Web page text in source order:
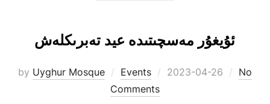
ئۇيغۇر مەسچىتىدە عيد تەبرىكلەش
by Uyghur Mosque Events
Posted
2023-04-26
No
Comments